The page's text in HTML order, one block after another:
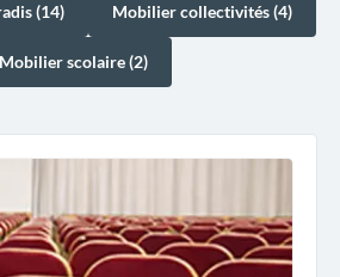
(14) Mobilier collectivités (4)
Mobilier scolaire (2)